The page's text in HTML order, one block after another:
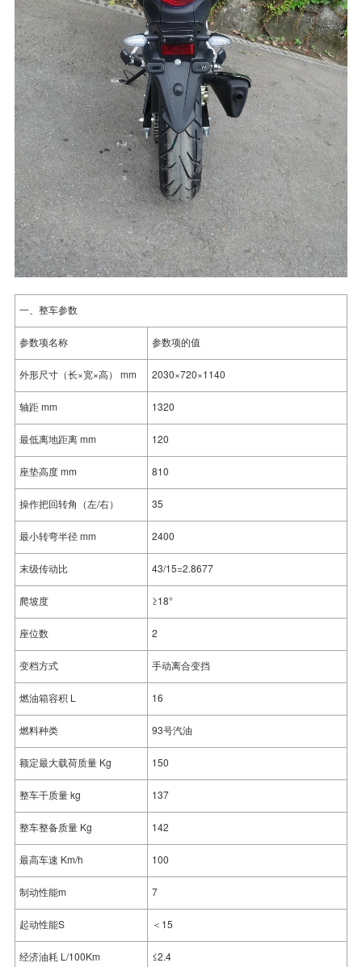
一、整车参数
参数项名称 参数项的值
外形尺寸（长×宽×高） mm 2030×720×1140
轴距 mm 1320
最低离地距离 mm 120
座垫高度 mm 810
操作把回转角（左/右） 35
最小转弯半径 mm 2400
末级传动比 43/15=2.8677
爬坡度 ≥18°
座位数 2
变档方式 手动离合变挡
燃油箱容积 L 16
燃料种类 93号汽油
额定最大载荷质量 Kg 150
整车干质量 kg 137
整车整备质量 Kg 142
最高车速 Km/h 100
制动性能m 7
起动性能S ＜15
经济油耗 L/100Km ≤2.4